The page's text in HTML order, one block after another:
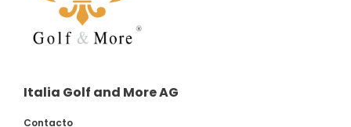
Italia Golf and More AG
Contacto